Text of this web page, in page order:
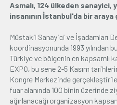
İletişim
Asmalı, 124 ülkeden sanayici,
insanının İstanbul'da bir
Müstakil Sanayici ve İşadamları
koordinasyonunda 1993 yılından
Türkiye ve bölgenin en kapsamlı
EXPO, bu sene 2-5 Kasım
Kongre Merkezinde
fuar alanında 100 binin üzerinde
ağırlanacağı organizasyon